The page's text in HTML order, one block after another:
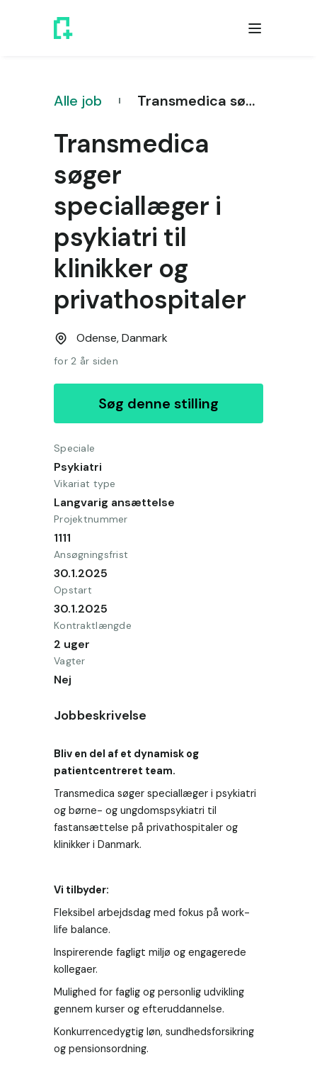
Alle job Transmedica søger speciallæger i psykiatri til klinikker og privathospitaler
Transmedica
søger
speciallæger i
psykiatri til
klinikker og
privathospitaler
Odense,Danmark
for 2 år siden
Søg denne stilling
Speciale
Psykiatri
Vikariat type
Langvarig ansættelse
Projektnummer
1111
Ansøgningsfrist
30.1.2025
Opstart
30.1.2025
Kontraktlængde
2 uger
Vagter
Nej
Jobbeskrivelse
Bliv en del af et dynamisk og
patientcentreret team.
Transmedica søger speciallæger i psykiatri
og børne- og ungdomspsykiatri til
fastansættelse på privathospitaler og
klinikker i Danmark.
Vi tilbyder:
Fleksibel arbejdsdag med fokus på work-
life balance.
Inspirerende fagligt miljø og engagerede
kollegaer.
Mulighed for faglig og personlig udvikling
gennem kurser og efteruddannelse.
Konkurrencedygtig løn, sundhedsforsikring
og pensionsordning.